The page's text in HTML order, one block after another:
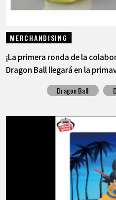
MERCHANDISING
¡La primera ronda de la
Dragon Ball llegará en la
Dragon Ball